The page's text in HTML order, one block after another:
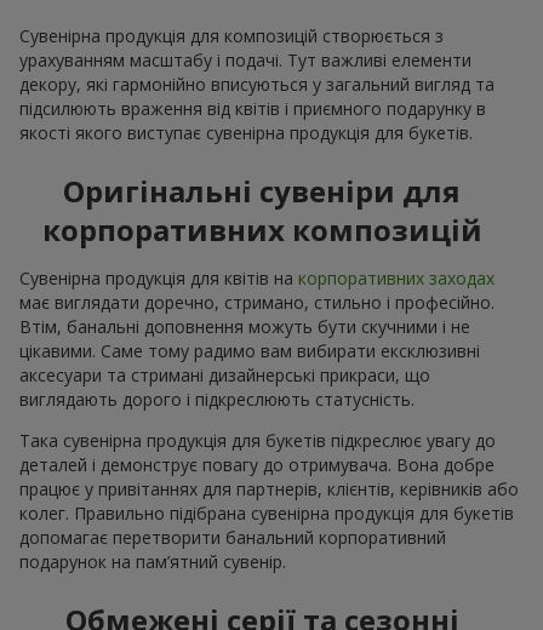
Сувенірна продукція для композицій створюється з
урахуванням масштабу і подачі. Тут важливі елементи
декору, які гармонійно вписуються у загальний вигляд та
підсилюють враження від квітів і приємного подарунку в
якості якого виступає сувенірна продукція для букетів.
Оригінальні сувеніри для
корпоративних композицій
Сувенірна продукція для квітів на корпоративних заходах
має виглядати доречно, стримано, стильно і професійно.
Втім, банальні доповнення можуть бути скучними і не
цікавими. Саме тому радимо вам вибирати ексклюзивні
аксесуари та стримані дизайнерські прикраси, що
виглядають дорого і підкреслюють статусність.
Така сувенірна продукція для букетів підкреслює увагу до
деталей і демонструє повагу до отримувача. Вона добре
працює у привітаннях для партнерів, клієнтів, керівників або
колег. Правильно підібрана сувенірна продукція для букетів
допомагає перетворити банальний корпоративний
подарунок на пам’ятний сувенір.
Обмежені серії та сезонні